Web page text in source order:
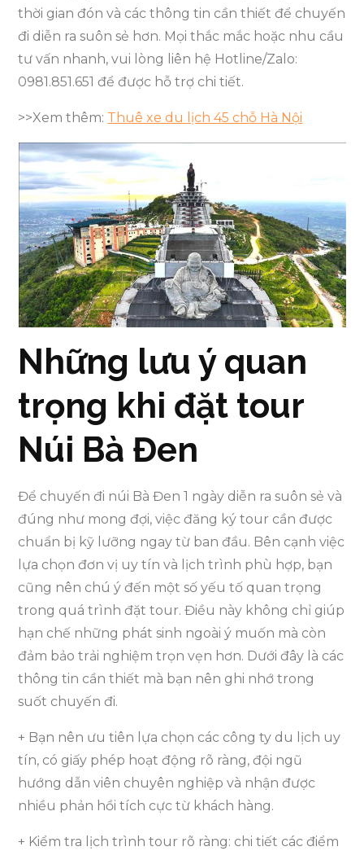
thời gian đón và các thông tin cần thiết để chuyến
đi diễn ra suôn sẻ hơn. Mọi thắc mắc hoặc nhu cầu
tư vấn nhanh, vui lòng liên hệ Hotline/Zalo:
0981.851.651 để được hỗ trợ chi tiết.
>>Xem thêm: Thuê xe du lịch 45 chỗ Hà Nội
Những lưu ý quan
trọng khi đặt tour
Núi Bà Đen
Để chuyến đi núi Bà Đen 1 ngày diễn ra suôn sẻ và
đúng như mong đợi, việc đăng ký tour cần được
chuẩn bị kỹ lưỡng ngay từ ban đầu. Bên cạnh việc
lựa chọn đơn vị uy tín và lịch trình phù hợp, bạn
cũng nên chú ý đến một số yếu tố quan trọng
trong quá trình đặt tour. Điều này không chỉ giúp
hạn chế những phát sinh ngoài ý muốn mà còn
đảm bảo trải nghiệm trọn vẹn hơn. Dưới đây là các
thông tin cần thiết mà bạn nên ghi nhớ trong
suốt chuyến đi.
+ Bạn nên ưu tiên lựa chọn các công ty du lịch uy
tín, có giấy phép hoạt động rõ ràng, đội ngũ
hướng dẫn viên chuyên nghiệp và nhận được
nhiều phản hồi tích cực từ khách hàng.
+ Kiểm tra lịch trình tour rõ ràng: chi tiết các điểm